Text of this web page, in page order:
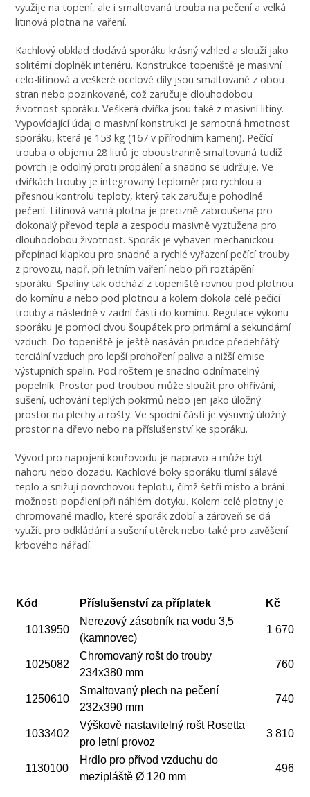
využije na topení, ale i smaltovaná trouba na pečení a velká
litinová plotna na vaření.
Kachlový obklad dodává sporáku krásný vzhled a slouží jako
solitérní doplněk interiéru. Konstrukce topeniště je masivní
celo-litinová a veškeré ocelové díly jsou smaltované z obou
stran nebo pozinkované, což zaručuje dlouhodobou
životnost sporáku. Veškerá dvířka jsou také z masivní litiny.
Vypovídající údaj o masivní konstrukci je samotná hmotnost
sporáku, která je 153 kg (167 v přírodním kameni). Pečící
trouba o objemu 28 litrů je oboustranně smaltovaná tudíž
povrch je odolný proti propálení a snadno se udržuje. Ve
dvířkách trouby je integrovaný teploměr pro rychlou a
přesnou kontrolu teploty, který tak zaručuje pohodlné
pečení. Litinová varná plotna je precizně zabroušena pro
dokonalý převod tepla a zespodu masivně vyztužena pro
dlouhodobou životnost. Sporák je vybaven mechanickou
přepínací klapkou pro snadné a rychlé vyřazení pečící trouby
z provozu, např. při letním vaření nebo při roztápění
sporáku. Spaliny tak odchází z topeniště rovnou pod plotnou
do komínu a nebo pod plotnou a kolem dokola celé pečící
trouby a následně v zadní části do komínu. Regulace výkonu
sporáku je pomocí dvou šoupátek pro primární a sekundární
vzduch. Do topeniště je ještě nasáván prudce předehřátý
terciální vzduch pro lepší prohoření paliva a nižší emise
výstupních spalin. Pod roštem je snadno odnímatelný
popelník. Prostor pod troubou může sloužit pro ohřívání,
sušení, uchování teplých pokrmů nebo jen jako úložný
prostor na plechy a rošty. Ve spodní části je výsuvný úložný
prostor na dřevo nebo na příslušenství ke sporáku.
Vývod pro napojení kouřovodu je napravo a může být
nahoru nebo dozadu. Kachlové boky sporáku tlumí sálavé
teplo a snižují povrchovou teplotu, čímž šetří místo a brání
možnosti popálení při náhlém dotyku. Kolem celé plotny je
chromované madlo, které sporák zdobí a zároveň se dá
využít pro odkládání a sušení utěrek nebo také pro zavěšení
krbového nářadí.
Kód Příslušenství za příplatek Kč
1013950
Nerezový zásobník na vodu 3,5
(kamnovec)
1 670
1025082
Chromovaný rošt do trouby
234x380 mm
760
1250610
Smaltovaný plech na pečení
232x390 mm
740
1033402
Výškově nastavitelný rošt Rosetta
pro letní provoz
3 810
1130100
Hrdlo pro přívod vzduchu do
mezipláště Ø 120 mm
496